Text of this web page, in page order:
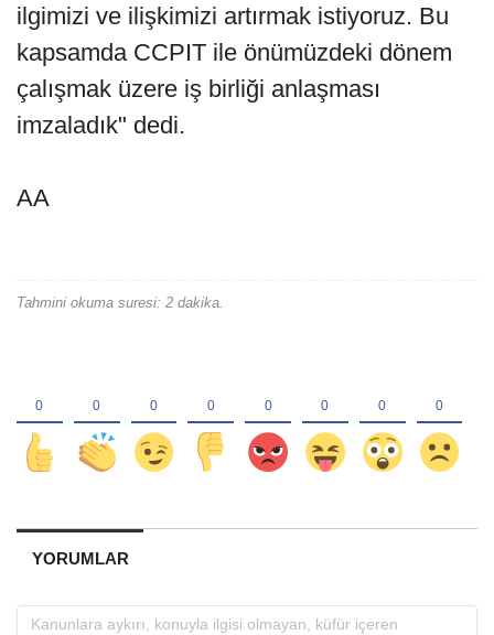
ilgimizi ve ilişkimizi artırmak istiyoruz. Bu
kapsamda CCPIT ile önümüzdeki dönem
çalışmak üzere iş birliği anlaşması
imzaladık" dedi.
AA
Tahmini okuma suresi: 2 dakika.
YORUMLAR